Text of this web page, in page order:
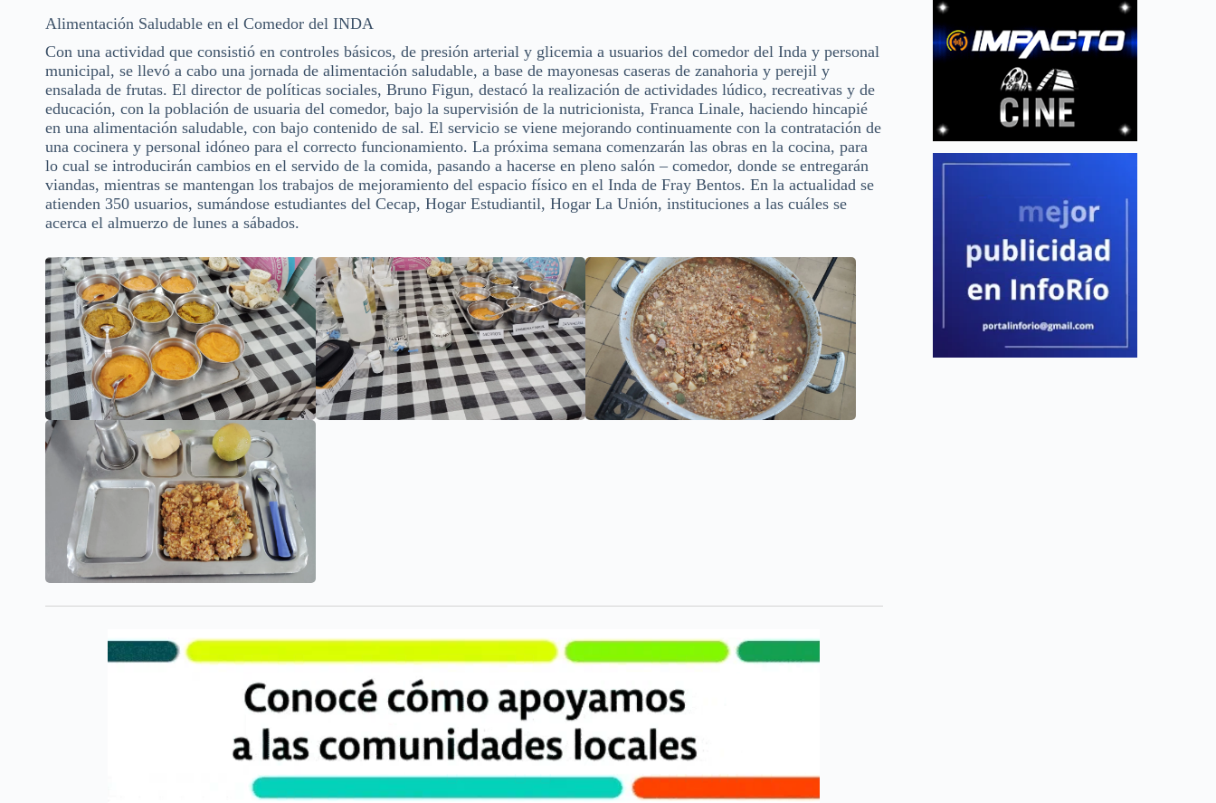
Alimentación Saludable en el Comedor del INDA
Con una actividad que consistió en controles básicos, de presión arterial y glicemia a usuarios del comedor del Inda y personal
municipal, se llevó a cabo una jornada de alimentación saludable, a base de mayonesas caseras de zanahoria y perejil y
ensalada de frutas. El director de políticas sociales, Bruno Figun, destacó la realización de actividades lúdico, recreativas y de
educación, con la población de usuaria del comedor, bajo la supervisión de la nutricionista, Franca Linale, haciendo hincapié
en una alimentación saludable, con bajo contenido de sal. El servicio se viene mejorando continuamente con la contratación de
una cocinera y personal idóneo para el correcto funcionamiento. La próxima semana comenzarán las obras en la cocina, para
lo cual se introducirán cambios en el servido de la comida, pasando a hacerse en pleno salón – comedor, donde se entregarán
viandas, mientras se mantengan los trabajos de mejoramiento del espacio físico en el Inda de Fray Bentos. En la actualidad se
atienden 350 usuarios, sumándose estudiantes del Cecap, Hogar Estudiantil, Hogar La Unión, instituciones a las cuáles se
acerca el almuerzo de lunes a sábados.